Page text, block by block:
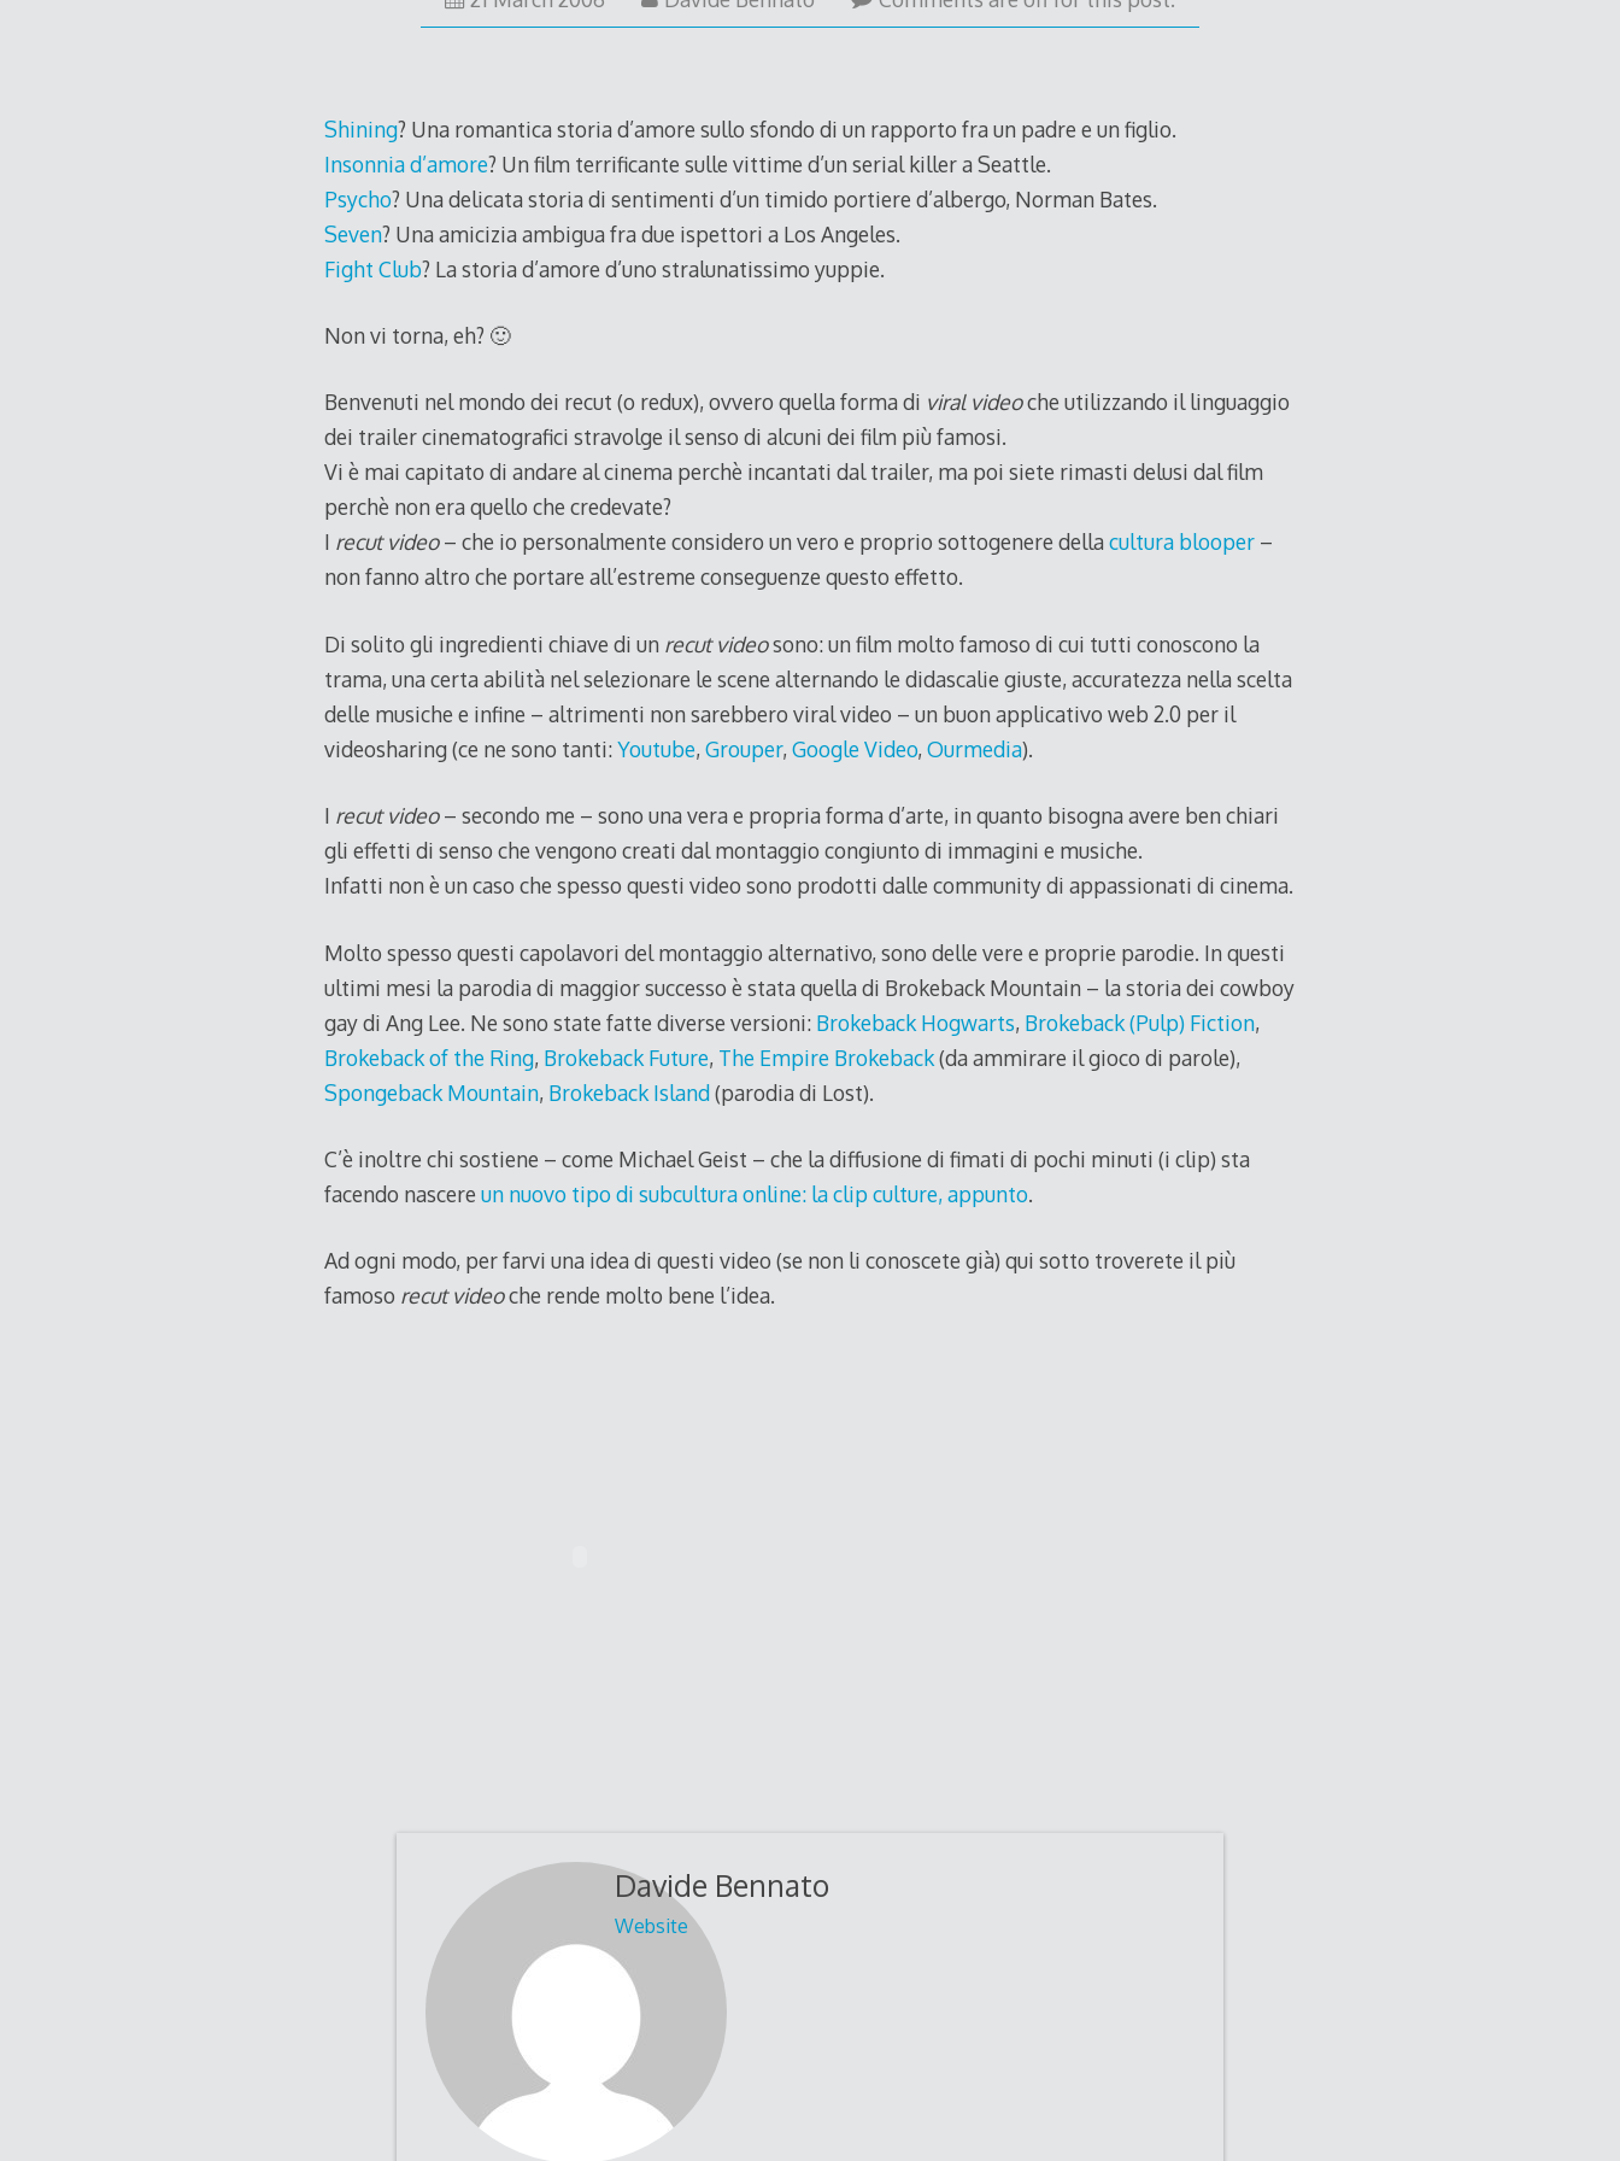
March
Shining? Una romantica storia d’amore sullo sfondo di un rapporto fra un padre e un figlio.
Insonnia d’amore? Un film terrificante sulle vittime d’un serial killer a Seattle.
Psycho? Una delicata storia di sentimenti d’un timido portiere d’albergo, Norman Bates.
Seven? Una amicizia ambigua fra due ispettori a Los Angeles.
Fight Club? La storia d’amore d’uno stralunatissimo yuppie.
Non vi torna, eh? 🙂
Benvenuti nel mondo dei recut (o redux), ovvero quella forma di viral videoche utilizzando il linguaggio
dei trailer cinematografici stravolge il senso di alcuni dei film più famosi.
Vi è mai capitato di andare al cinema perchè incantati dal trailer, ma poi siete rimasti delusi dal film
perchè non era quello che credevate?
I recut video– che io personalmente considero un vero e proprio sottogenere dellacultura blooper–
non fanno altro che portare all’estreme conseguenze questo effetto.
Di solito gli ingredienti chiave di un recut videosono: un film molto famoso di cui tutti conoscono la
trama, una certa abilità nel selezionare le scene alternando le didascalie giuste, accuratezza nella scelta
delle musiche e infine – altrimenti non sarebbero viral video – un buon applicativo web 2.0 per il
videosharing (ce ne sono tanti:Youtube, Grouper, Google Video, Ourmedia).
I recut video– secondo me – sono una vera e propria forma d’arte, in quanto bisogna avere ben chiari
gli effetti di senso che vengono creati dal montaggio congiunto di immagini e musiche.
Infatti non è un caso che spesso questi video sono prodotti dalle community di appassionati di cinema.
Molto spesso questi capolavori del montaggio alternativo, sono delle vere e proprie parodie. In questi
ultimi mesi la parodia di maggior successo è stata quella di Brokeback Mountain – la storia dei cowboy
gay di Ang Lee. Ne sono state fatte diverse versioni: Brokeback Hogwarts, Brokeback (Pulp) Fiction,
Brokeback of the Ring, Brokeback Future, The Empire Brokeback(da ammirare il gioco di parole),
Spongeback Mountain, Brokeback Island(parodia di Lost).
C’è inoltre chi sostiene – come Michael Geist – che la diffusione di fimati di pochi minuti (i clip) sta
facendo nascere un nuovo tipo di subcultura online: la clip culture, appunto.
Ad ogni modo, per farvi una idea di questi video (se non li conoscete già) qui sotto troverete il più
famoso recut videoche rende molto bene l’idea.
Davide Bennato
Website